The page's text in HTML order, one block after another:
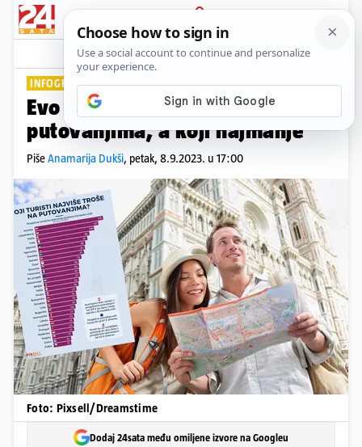
PRIJAVA
Lifestyle Komentari
INFOGRAFIKA DNEVNE POTROŠNJE
Evo koji turisti najviše troše na
putovanjima, a koji najmanje
PišeAnamarija Dukši, petak, 8.9.2023. u 17:00
Foto: Pixsell/Dreamstime
Dodaj 24sata među omiljene izvore na Googleu